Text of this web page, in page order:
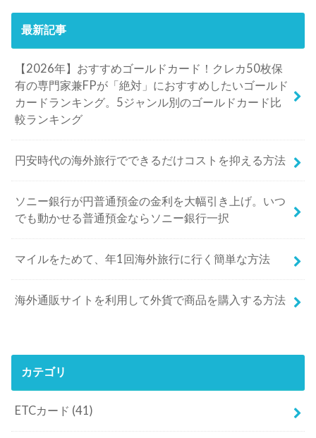
最新記事
【2026年】おすすめゴールドカード！クレカ50枚保
有の専門家兼FPが「絶対」におすすめしたいゴールド
カードランキング。5ジャンル別のゴールドカード比
較ランキング
円安時代の海外旅行でできるだけコストを抑える方法
ソニー銀行が円普通預金の金利を大幅引き上げ。いつ
でも動かせる普通預金ならソニー銀行一択
マイルをためて、年1回海外旅行に行く簡単な方法
海外通販サイトを利用して外貨で商品を購入する方法
カテゴリ
ETCカード (41)